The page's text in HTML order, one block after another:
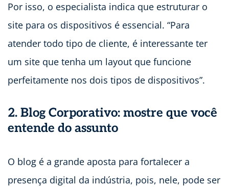
Por isso, o especialista indica que estruturar o
site para os dispositivos é essencial. “Para
atender todo tipo de cliente, é interessante ter
um site que tenha um layout que funcione
perfeitamente nos dois tipos de dispositivos”.
2. Blog Corporativo: mostre que você
entende do assunto
O blog é a grande aposta para fortalecer a
presença digital da indústria, pois, nele, pode ser